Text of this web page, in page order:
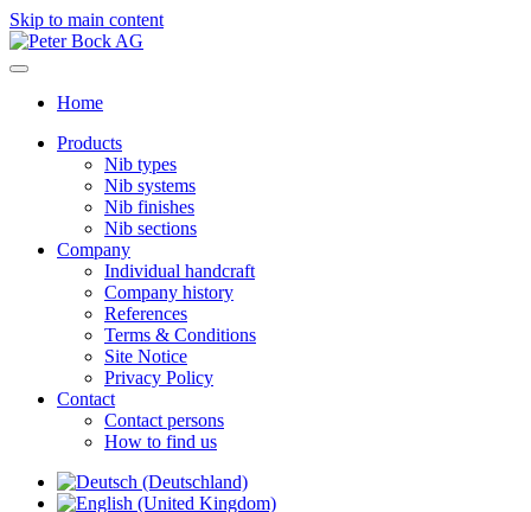
Skip to main content
Home
Products
Nib types
Nib systems
Nib finishes
Nib sections
Company
Individual handcraft
Company history
References
Terms & Conditions
Site Notice
Privacy Policy
Contact
Contact persons
How to find us